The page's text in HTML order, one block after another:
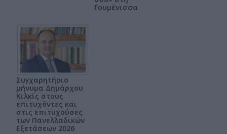
Γουμένισσα
Συγχαρητήριο
μήνυμα Δημάρχου
Κιλκίς στους
επιτυχόντες και
στις επιτυχούσες
των Πανελλαδικών
Εξετάσεων 2026